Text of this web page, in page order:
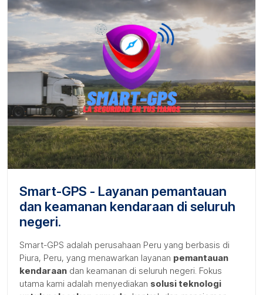
Smart-GPS - Layanan pemantauan
dan keamanan kendaraan di seluruh
negeri.
Smart-GPS adalah perusahaan Peru yang berbasis di
Piura, Peru, yang menawarkan layanan pemantauan
kendaraan dan keamanan di seluruh negeri. Fokus
utama kami adalah menyediakan solusi teknologi